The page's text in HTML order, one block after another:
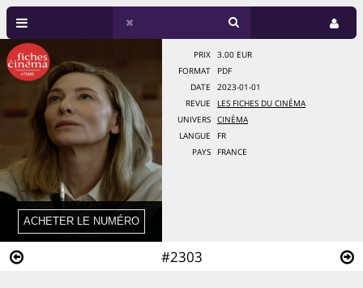
#2303
PRIX
3.00 EUR
FORMAT
PDF
DATE
2023-01-01
REVUE
LES FICHES DU CINÉMA
UNIVERS
CINÉMA
LANGUE
FR
PAYS
FRANCE